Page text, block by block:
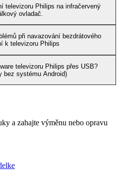
televizoru Philips na infračervený
ovladač.
při navazování bezdrátového
k televizoru Philips
televizoru Philips přes USB?
bez systému Android)
a zahajte výměnu nebo opravu